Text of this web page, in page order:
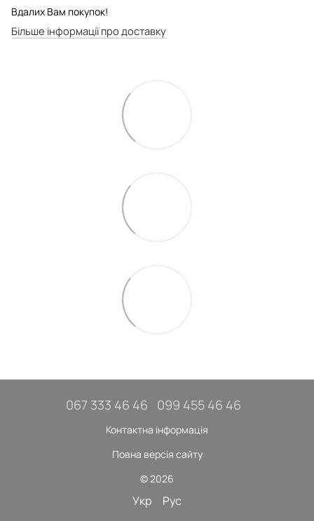
Вдалих Вам покупок!
Більше інформації про доставку
067 333 46 46 099 455 46 46
Контактна інформація
Повна версія сайту
© 2026
Укр Рус